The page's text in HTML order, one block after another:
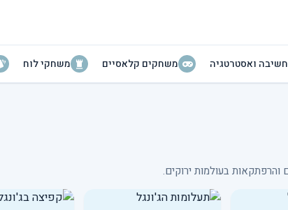
חשיבה ואסטרטגיה משחקים קלאסיים משחקי לוח
והרפתקאות בעולמות ירוקים.